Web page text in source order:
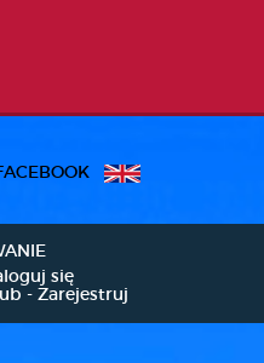
się
- Zarejestruj